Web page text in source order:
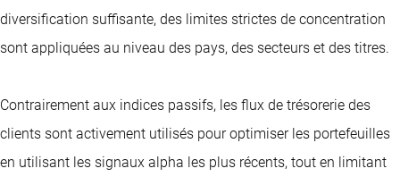
diversification suffisante, des limites strictes de concentration
sont appliquées au niveau des pays, des secteurs et des titres.
Contrairement aux indices passifs, les flux de trésorerie des
clients sont activement utilisés pour optimiser les portefeuilles
en utilisant les signaux alpha les plus récents, tout en limitant